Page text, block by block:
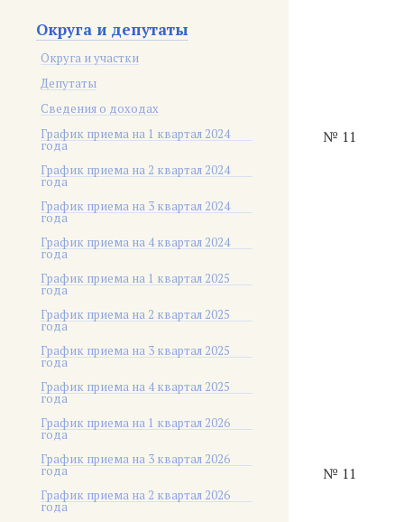
Округа и депутаты
Округа и участки
Депутаты
Сведения о доходах
График приема на 1 квартал 2024
года
График приема на 2 квартал 2024
года
График приема на 3 квартал 2024
года
График приема на 4 квартал 2024
года
График приема на 1 квартал 2025
года
График приема на 2 квартал 2025
года
График приема на 3 квартал 2025
года
График приема на 4 квартал 2025
года
График приема на 1 квартал 2026
года
График приема на 3 квартал 2026
года
График приема на 2 квартал 2026
года
№ 11
№ 11